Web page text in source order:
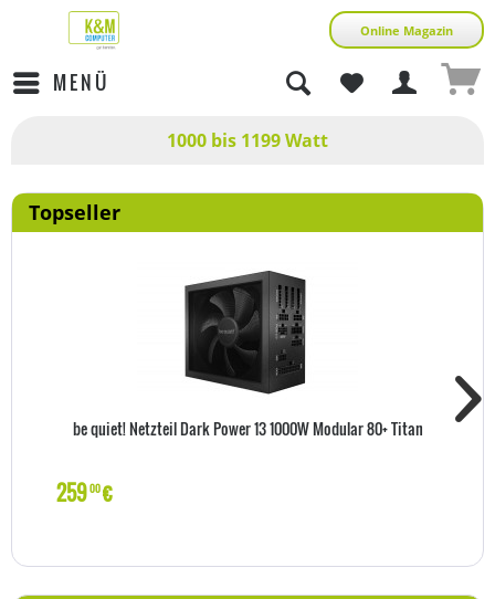
Online Magazin
MENÜ
1000 bis 1199 Watt
Topseller
be quiet! Netzteil Dark Power 13 1000W Modular 80+ Titan
25900€